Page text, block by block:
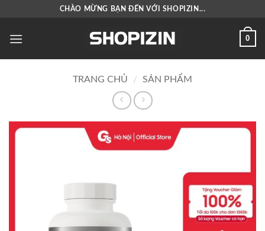
nội
CHÀO MỪNG BẠN ĐẾN VỚI SHOPIZIN...
0
TRANG CHỦ / SẢN PHẨM